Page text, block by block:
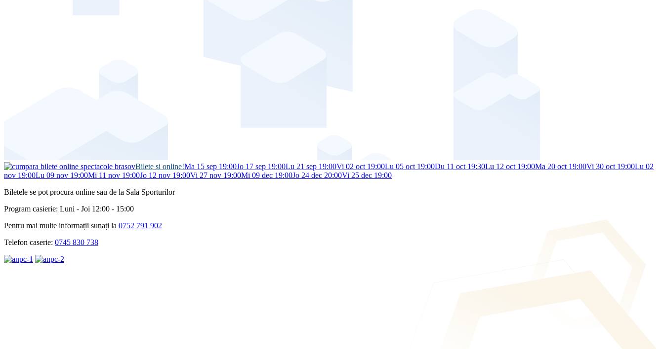
Bilete si online!Ma 15 sep 19:00Jo 17 sep 19:00Lu 21 sep 19:00Vi 02 oct 19:00Lu 05 oct 19:00Du 11 oct 19:30Lu 12 oct 19:00Ma 20 oct 19:00Vi 30 oct 19:00Lu 02
nov 19:00Lu 09 nov 19:00Mi 11 nov 19:00Jo 12 nov 19:00Vi 27 nov 19:00Mi 09 dec 19:00Jo 24 dec 20:00Vi 25 dec 19:00
Biletele se pot procura online sau de la Sala Sporturilor
Program casierie: Luni - Joi 12:00 - 15:00
Pentru mai multe informații sunați la 0752 791 902
Telefon caserie: 0745 830 738